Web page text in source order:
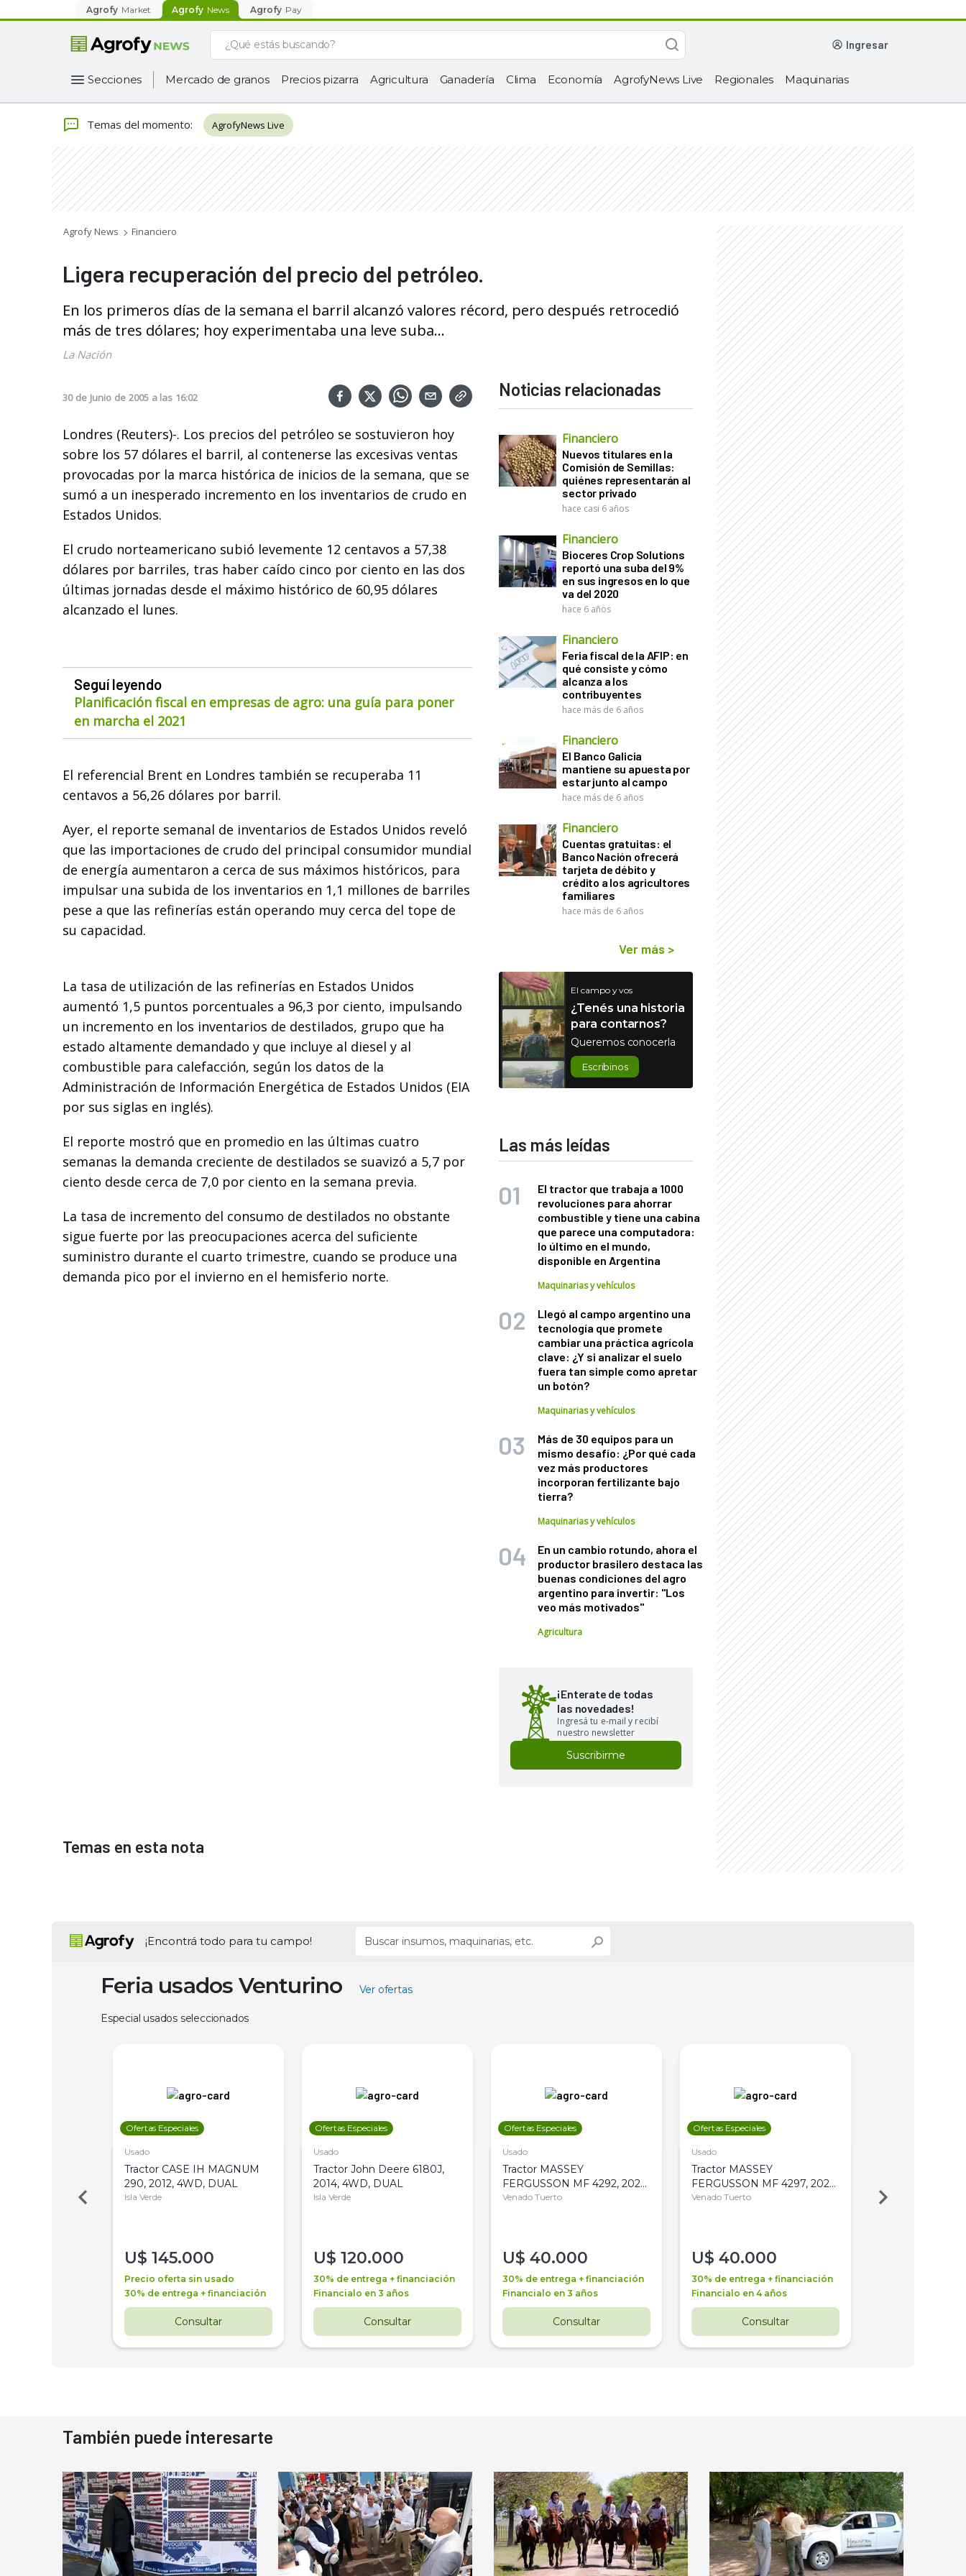
Agrofy Market Agrofy News Agrofy Pay
ingresar
Secciones Mercado de granos Precios pizarra Agricultura Ganadería Clima Economía AgrofyNews Live Regionales Maquinarias
Temas del momento: AgrofyNews Live
Agrofy News Financiero
Ligera recuperación del precio del petróleo.
En los primeros días de la semana el barril alcanzó valores récord, pero después retrocedió
más de tres dólares; hoy experimentaba una leve suba...
La Nación
30 de Junio de 2005 a las 16:02
Londres (Reuters)-. Los precios del petróleo se sostuvieron hoy
sobre los 57 dólares el barril, al contenerse las excesivas ventas
provocadas por la marca histórica de inicios de la semana, que se
sumó a un inesperado incremento en los inventarios de crudo en
Estados Unidos.
El crudo norteamericano subió levemente 12 centavos a 57,38
dólares por barriles, tras haber caído cinco por ciento en las dos
últimas jornadas desde el máximo histórico de 60,95 dólares
alcanzado el lunes.
Seguí leyendo
Planificación fiscal en empresas de agro: una guía para poner
en marcha el 2021
El referencial Brent en Londres también se recuperaba 11
centavos a 56,26 dólares por barril.
Ayer, el reporte semanal de inventarios de Estados Unidos reveló
que las importaciones de crudo del principal consumidor mundial
de energía aumentaron a cerca de sus máximos históricos, para
impulsar una subida de los inventarios en 1,1 millones de barriles
pese a que las refinerías están operando muy cerca del tope de
su capacidad.
La tasa de utilización de las refinerías en Estados Unidos
aumentó 1,5 puntos porcentuales a 96,3 por ciento, impulsando
un incremento en los inventarios de destilados, grupo que ha
estado altamente demandado y que incluye al diesel y al
combustible para calefacción, según los datos de la
Administración de Información Energética de Estados Unidos (EIA
por sus siglas en inglés).
El reporte mostró que en promedio en las últimas cuatro
semanas la demanda creciente de destilados se suavizó a 5,7 por
ciento desde cerca de 7,0 por ciento en la semana previa.
La tasa de incremento del consumo de destilados no obstante
sigue fuerte por las preocupaciones acerca del suficiente
suministro durante el cuarto trimestre, cuando se produce una
demanda pico por el invierno en el hemisferio norte.
Noticias relacionadas
Financiero
Nuevos titulares en la
Comisión de Semillas:
quiénes representarán al
sector privado
hace casi 6 años
Financiero
Bioceres Crop Solutions
reportó una suba del 9%
en sus ingresos en lo que
va del 2020
hace 6 años
Financiero
Feria fiscal de la AFIP: en
qué consiste y cómo
alcanza a los
contribuyentes
hace más de 6 años
Financiero
El Banco Galicia
mantiene su apuesta por
estar junto al campo
hace más de 6 años
Financiero
Cuentas gratuitas: el
Banco Nación ofrecerá
tarjeta de débito y
crédito a los agricultores
familiares
hace más de 6 años
Ver más >
El campo y vos
¿Tenés una historia
para contarnos?
Queremos conocerla
Escribinos
Las más leídas
El tractor que trabaja a 1000
revoluciones para ahorrar
combustible y tiene una cabina
que parece una computadora:
lo último en el mundo,
disponible en Argentina
Maquinarias y vehículos
Llegó al campo argentino una
tecnología que promete
cambiar una práctica agrícola
clave: ¿Y si analizar el suelo
fuera tan simple como apretar
un botón?
Maquinarias y vehículos
Más de 30 equipos para un
mismo desafío: ¿Por qué cada
vez más productores
incorporan fertilizante bajo
tierra?
Maquinarias y vehículos
En un cambio rotundo, ahora el
productor brasilero destaca las
buenas condiciones del agro
argentino para invertir: "Los
veo más motivados"
Agricultura
¡Enterate de todas
las novedades!
Ingresá tu e-mail y recibí
nuestro newsletter
Suscribirme
Temas en esta nota
¡Encontrá todo para tu campo!
Feria usados Venturino Ver ofertas
Especial usados seleccionados
Ofertas Especiales
Usado
Tractor CASE IH MAGNUM
290, 2012, 4WD, DUAL
Isla Verde
U$ 145.000
Precio oferta sin usado
30% de entrega + financiación
Consultar
Ofertas Especiales
Usado
Tractor John Deere 6180J,
2014, 4WD, DUAL
Isla Verde
U$ 120.000
30% de entrega + financiación
Financialo en 3 años
Consultar
Ofertas Especiales
Usado
Tractor MASSEY
FERGUSSON MF 4292, 2020,
4WD, PATON
Venado Tuerto
U$ 40.000
30% de entrega + financiación
Financialo en 3 años
Consultar
Ofertas Especiales
Usado
Tractor MASSEY
FERGUSSON MF 4297, 2020,
4WD, PATON
Venado Tuerto
U$ 40.000
30% de entrega + financiación
Financialo en 4 años
Consultar
Venado Tuerto
También puede interesarte